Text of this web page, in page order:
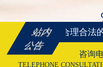
站内
公告
用知识、帮您合理合法
咨询
TELEPHONE